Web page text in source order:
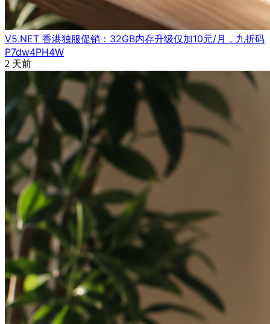
V5.NET 香港独服促销：32GB内存升级仅加10元/月，九折码
P7dw4PH4W
2 天前